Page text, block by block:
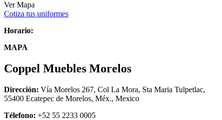
Ver Mapa
Cotiza tus uniformes
Horario:
MAPA
Coppel Muebles Morelos
Dirección: Vía Morelos 267, Col La Mora, Sta Maria Tulpetlac,
55400 Ecatepec de Morelos, Méx., Mexico
Télefono: +52 55 2233 0005